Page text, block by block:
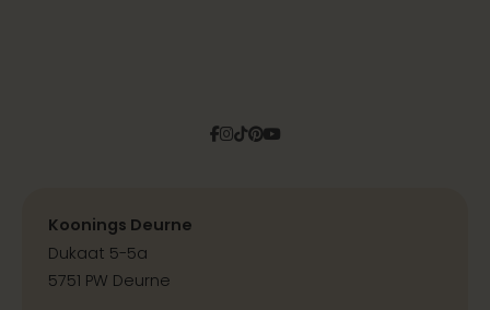
Facebook
Instagram
Tiktok
Pinterest
YouTube
Koonings Deurne
Dukaat 5-5a
5751 PW Deurne